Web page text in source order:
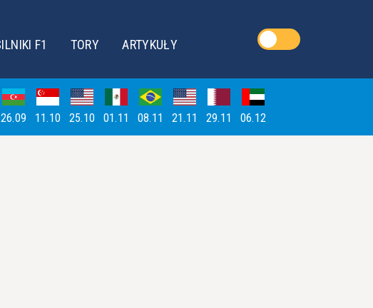
F1 TORY ARTYKUŁY
26.09 11.10 25.10 01.11 08.11 21.11 29.11 06.12